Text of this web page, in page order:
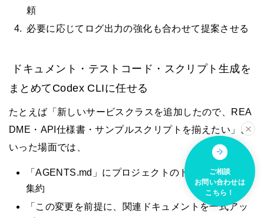
頼
必要に応じてログ出力の強化も合わせて提案させる
ドキュメント・テストコード・スクリプト生成を
まとめてCodex CLIに任せる
たとえば「新しいサービスクラスを追加したので、REA
DME・API仕様書・サンプルスクリプトを揃えたい」と
いった場面では、
「AGENTS.md」にプロジェクトのドメイン知識を
集約
「この変更を前提に、関連ドキュメントを一式アッ
ご相談
お問い合わせは
こちら！